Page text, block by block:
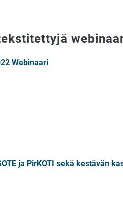
Webinaari
ja PirKOTI sekä kestävän